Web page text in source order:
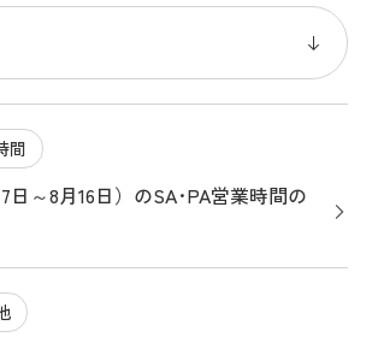
間
日～8月16日）のSA･PA営業時間の